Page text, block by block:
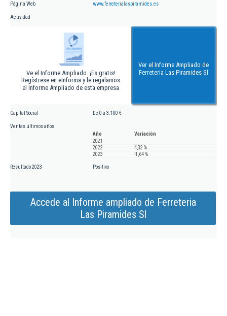
Página Web www.ferreterialaspiramides.es
Actividad
Ve el Informe Ampliado. ¡Es gratis!
Regístrese en eInforma y le regalamos
el Informe Ampliado de esta empresa
Ver el Informe Ampliado de
Ferreteria Las Piramides Sl
Capital Social De 0 a 3.100 €
Ventas últimos años
Año
Variación
2021
2022
4,32 %
2023
-1,64 %
Resultado 2023 Positivo
Accede al Informe ampliado de Ferreteria
Las Piramides Sl